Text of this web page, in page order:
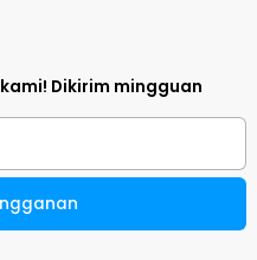
kami! Dikirim mingguan